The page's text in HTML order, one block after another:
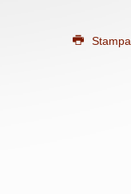
Stampa